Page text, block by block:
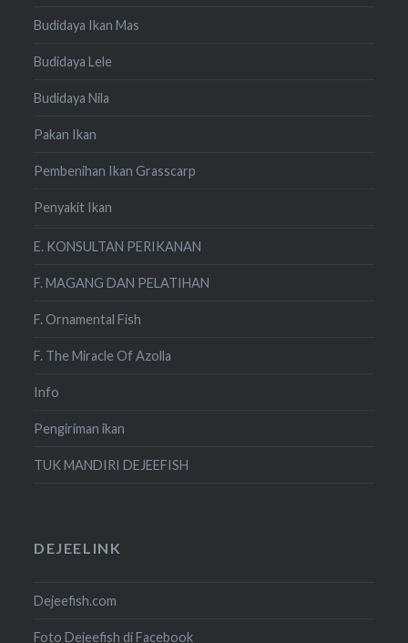
Budidaya Ikan Mas
Budidaya Lele
Budidaya Nila
Pakan Ikan
Pembenihan Ikan Grasscarp
Penyakit Ikan
E. KONSULTAN PERIKANAN
F. MAGANG DAN PELATIHAN
F. Ornamental Fish
F. The Miracle Of Azolla
Info
Pengiriman ikan
TUK MANDIRI DEJEEFISH
DEJEELINK
Dejeefish.com
Foto Dejeefish di Facebook